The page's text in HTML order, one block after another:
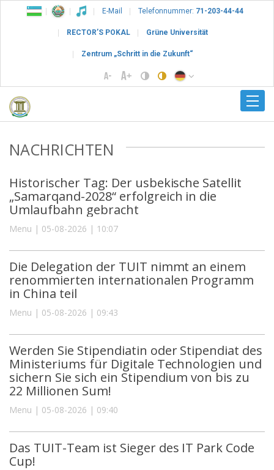
E-Mail Telefonnummer: 71-203-44-44
RECTOR’S POKAL Grüne Universität
Zentrum „Schritt in die Zukunft“
NACHRICHTEN
Historischer Tag: Der usbekische Satellit
„Samarqand-2028“ erfolgreich in die
Umlaufbahn gebracht
Menu | 05-08-2026 | 10:07
Die Delegation der TUIT nimmt an einem
renommierten internationalen Programm
in China teil
Menu | 05-08-2026 | 09:43
Werden Sie Stipendiatin oder Stipendiat des
Ministeriums für Digitale Technologien und
sichern Sie sich ein Stipendium von bis zu
22 Millionen Sum!
Menu | 05-08-2026 | 09:40
Das TUIT-Team ist Sieger des IT Park Code
Cup!